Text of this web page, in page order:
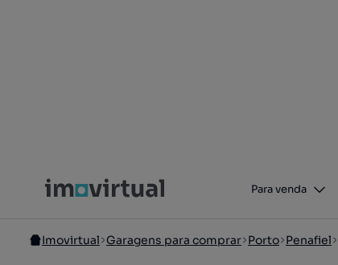
Para venda
Imovirtual Garagens para comprar Porto Penafiel